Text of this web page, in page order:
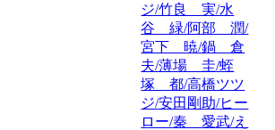
ジ/竹良 実/水
谷 緑/阿部 潤/
宮下 暁/鍋 倉
夫/薄場 圭/蛭
塚 都/高橋ツツ
ジ/安田剛助/ヒー
ロー/秦 愛武/え